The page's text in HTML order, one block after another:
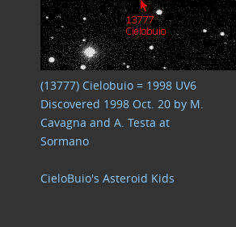
(13777) Cielobuio = 1998 UV6
Discovered 1998 Oct. 20 by M.
Cavagna and A. Testa at
Sormano
CieloBuio's Asteroid Kids